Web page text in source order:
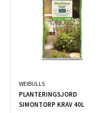
WEIBULLS
PLANTERINGSJORD
SIMONTORP KRAV 40L